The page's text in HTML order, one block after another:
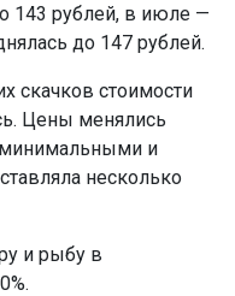
143 рублей, в июле —
до 147 рублей.
скачков стоимости
Цены менялись
минимальными и
несколько
и рыбу в